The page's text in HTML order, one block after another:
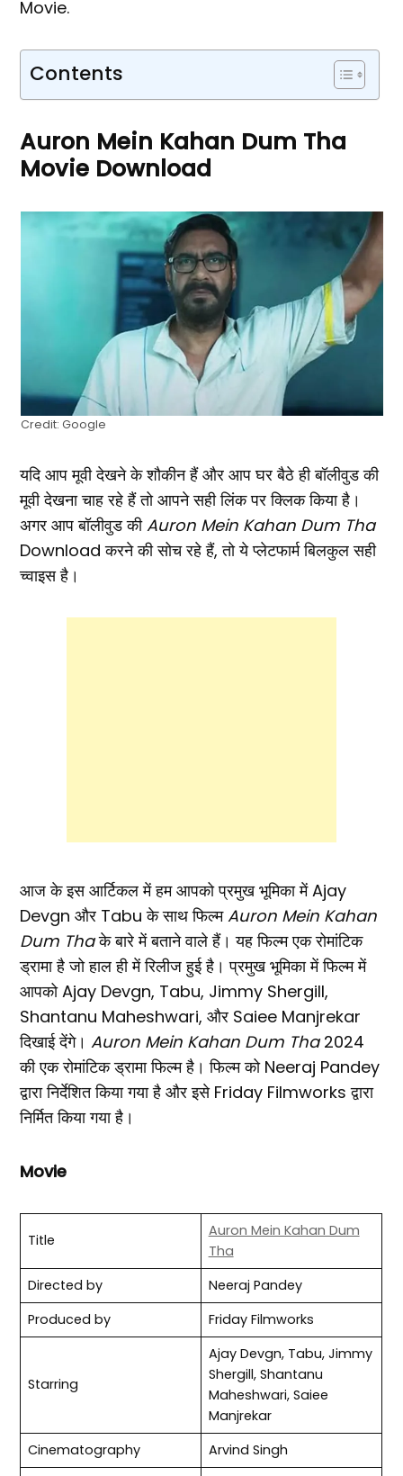
Movie.
Contents
Auron Mein Kahan Dum Tha
Movie Download
Credit: Google
यदि आप मूवी देखने के शौकीन हैं और आप घर बैठे ही बॉलीवुड की
मूवी देखना चाह रहे हैं तो आपने सही लिंक पर क्लिक किया है।
अगर आप बॉलीवुड कीAuron Mein Kahan Dum Tha
Download करने की सोच रहे हैं, तो ये प्लेटफार्म बिलकुल सही
च्वाइस है।
आज के इस आर्टिकल में हम आपको प्रमुख भूमिका में Ajay
Devgn और Tabu के साथ फिल्मAuron Mein Kahan
Dum Thaके बारे में बताने वाले हैं। यह फिल्म एक रोमांटिक
ड्रामा है जो हाल ही में रिलीज हुई है। प्रमुख भूमिका में फिल्म में
आपको Ajay Devgn, Tabu, Jimmy Shergill,
Shantanu Maheshwari, और Saiee Manjrekar
दिखाई देंगे।Auron Mein Kahan Dum Tha2024
की एक रोमांटिक ड्रामा फिल्म है। फिल्म को Neeraj Pandey
द्वारा निर्देशित किया गया है और इसे Friday Filmworks द्वारा
निर्मित किया गया है।
Movie
Title
Auron Mein Kahan Dum
Tha
Directed by
Neeraj Pandey
Produced by
Friday Filmworks
Starring
Ajay Devgn, Tabu, Jimmy
Shergill, Shantanu
Maheshwari, Saiee
Manjrekar
Cinematography
Arvind Singh